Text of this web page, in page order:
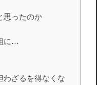
思ったのか
に…
わざるを得なくな